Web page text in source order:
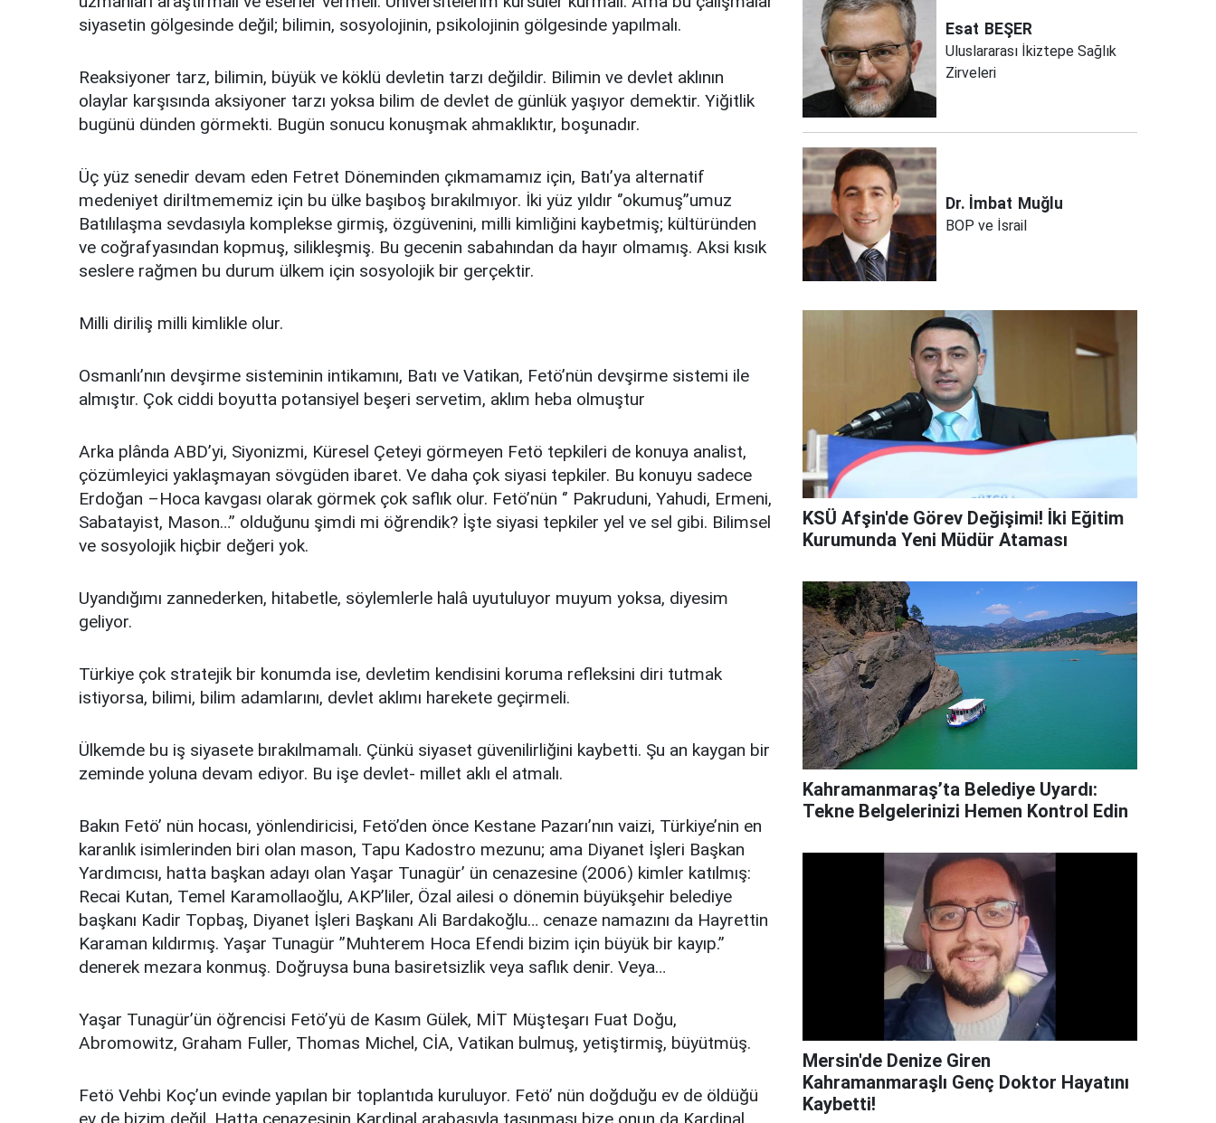
siyasetin gölgesinde değil; bilimin, sosyolojinin, psikolojinin gölgesinde yapılmalı.
Reaksiyoner tarz, bilimin, büyük ve köklü devletin tarzı değildir. Bilimin ve devlet aklının
olaylar karşısında aksiyoner tarzı yoksa bilim de devlet de günlük yaşıyor demektir. Yiğitlik
bugünü dünden görmekti. Bugün sonucu konuşmak ahmaklıktır, boşunadır.
Üç yüz senedir devam eden Fetret Döneminden çıkmamamız için, Batı’ya alternatif
medeniyet diriltmememiz için bu ülke başıboş bırakılmıyor. İki yüz yıldır ‘’okumuş’’umuz
Batılılaşma sevdasıyla komplekse girmiş, özgüvenini, milli kimliğini kaybetmiş; kültüründen
ve coğrafyasından kopmuş, silikleşmiş. Bu gecenin sabahından da hayır olmamış. Aksi kısık
seslere rağmen bu durum ülkem için sosyolojik bir gerçektir.
Milli diriliş milli kimlikle olur.
Osmanlı’nın devşirme sisteminin intikamını, Batı ve Vatikan, Fetö’nün devşirme sistemi ile
almıştır. Çok ciddi boyutta potansiyel beşeri servetim, aklım heba olmuştur
Arka plânda ABD’yi, Siyonizmi, Küresel Çeteyi görmeyen Fetö tepkileri de konuya analist,
çözümleyici yaklaşmayan sövgüden ibaret. Ve daha çok siyasi tepkiler. Bu konuyu sadece
Erdoğan –Hoca kavgası olarak görmek çok saflık olur. Fetö’nün ‘’ Pakruduni, Yahudi, Ermeni,
Sabatayist, Mason…’’ olduğunu şimdi mi öğrendik? İşte siyasi tepkiler yel ve sel gibi. Bilimsel
ve sosyolojik hiçbir değeri yok.
Uyandığımı zannederken, hitabetle, söylemlerle halâ uyutuluyor muyum yoksa, diyesim
geliyor.
Türkiye çok stratejik bir konumda ise, devletim kendisini koruma refleksini diri tutmak
istiyorsa, bilimi, bilim adamlarını, devlet aklımı harekete geçirmeli.
Ülkemde bu iş siyasete bırakılmamalı. Çünkü siyaset güvenilirliğini kaybetti. Şu an kaygan bir
zeminde yoluna devam ediyor. Bu işe devlet- millet aklı el atmalı.
Bakın Fetö’ nün hocası, yönlendiricisi, Fetö’den önce Kestane Pazarı’nın vaizi, Türkiye’nin en
karanlık isimlerinden biri olan mason, Tapu Kadostro mezunu; ama Diyanet İşleri Başkan
Yardımcısı, hatta başkan adayı olan Yaşar Tunagür’ ün cenazesine (2006) kimler katılmış:
Recai Kutan, Temel Karamollaoğlu, AKP’liler, Özal ailesi o dönemin büyükşehir belediye
başkanı Kadir Topbaş, Diyanet İşleri Başkanı Ali Bardakoğlu… cenaze namazını da Hayrettin
Karaman kıldırmış. Yaşar Tunagür ’’Muhterem Hoca Efendi bizim için büyük bir kayıp.’’
denerek mezara konmuş. Doğruysa buna basiretsizlik veya saflık denir. Veya…
Yaşar Tunagür’ün öğrencisi Fetö’yü de Kasım Gülek, MİT Müşteşarı Fuat Doğu,
Abromowitz, Graham Fuller, Thomas Michel, CİA, Vatikan bulmuş, yetiştirmiş, büyütmüş.
Fetö Vehbi Koç’un evinde yapılan bir toplantıda kuruluyor. Fetö’ nün doğduğu ev de öldüğü
Esat BEŞER
Uluslararası İkiztepe Sağlık
Zirveleri
Dr. İmbat Muğlu
BOP ve İsrail
KSÜ Afşin'de Görev Değişimi! İki Eğitim
Kurumunda Yeni Müdür Ataması
Kahramanmaraş’ta Belediye Uyardı:
Tekne Belgelerinizi Hemen Kontrol Edin
Mersin'de Denize Giren
Kahramanmaraşlı Genç Doktor Hayatını
Kaybetti!